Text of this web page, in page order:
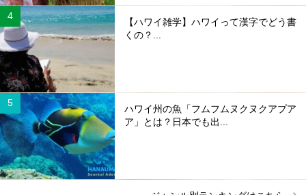
【ハワイ雑学】ハワイって漢字でどう書
くの？...
ハワイ州の魚「フムフムヌクヌクアプア
ア」とは？日本でも出...